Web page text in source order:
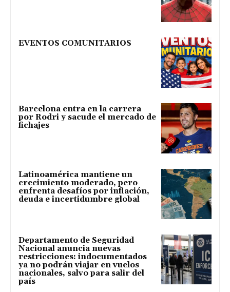
EVENTOS COMUNITARIOS
Barcelona entra en la carrera
por Rodri y sacude el mercado de
fichajes
Latinoamérica mantiene un
crecimiento moderado, pero
enfrenta desafíos por inflación,
deuda e incertidumbre global
Departamento de Seguridad
Nacional anuncia nuevas
restricciones: indocumentados
ya no podrán viajar en vuelos
nacionales, salvo para salir del
país